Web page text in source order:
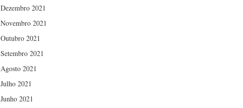
Dezembro 2021
Novembro 2021
Outubro 2021
Setembro 2021
Agosto 2021
Julho 2021
Junho 2021